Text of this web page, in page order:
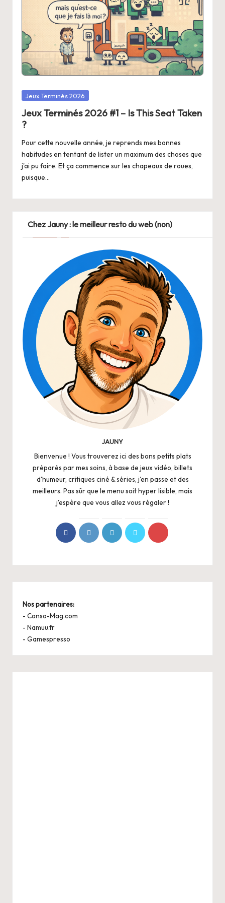
Posted
Jeux Terminés 2026
Jeux Terminés 2026 #1 – Is This Seat Taken
?
Pour cette nouvelle année, je reprends mes bonnes
habitudes en tentant de lister un maximum des choses que
j'ai pu faire. Et ça commence sur les chapeaux de roues,
puisque…
Chez Jauny : le meilleur resto du web (non)
JAUNY
Bienvenue ! Vous trouverez ici des bons petits plats
préparés par mes soins, à base de jeux vidéo, billets
d'humeur, critiques ciné & séries, j'en passe et des
meilleurs. Pas sûr que le menu soit hyper lisible, mais
j'espère que vous allez vous régaler !
Nos partenaires:
- Conso-Mag.com
- Namuu.fr
- Gamespresso